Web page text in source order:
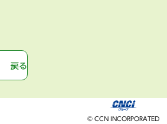
戻る
© CCN INCORPORATED